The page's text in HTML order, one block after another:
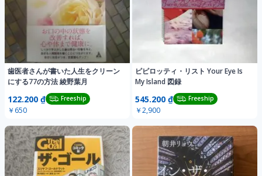
歯医者さんが書いた人生をクリーン
にする77の方法 綾野葉月
122.200 ₫ Freeship
￥650
ピピロッティ・リスト Your Eye Is
My Island 図録
545.200 ₫ Freeship
￥2,900